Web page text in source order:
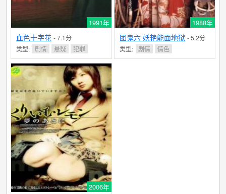
1991年
血色十字花 - 7.1分
类型: 剧情 悬疑 犯罪
1988年
团鬼六 妖艳能面地狱 - 5.2分
类型: 剧情 情色
2006年